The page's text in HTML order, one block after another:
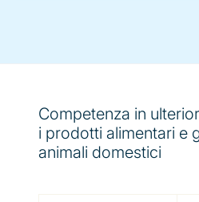
Competenza in
i prodotti alimentari e
animali domestici